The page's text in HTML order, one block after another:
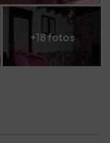
+18 fotos